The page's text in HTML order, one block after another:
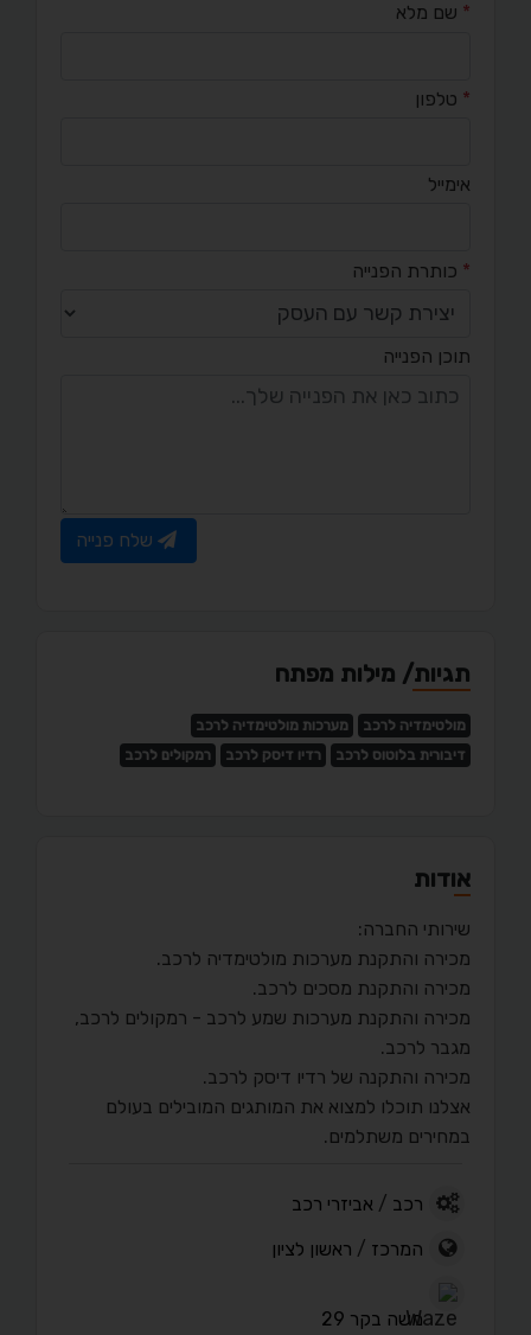
* שם מלא
* טלפון
אימייל
* כותרת הפנייה
תוכן הפנייה
שלח פנייה
תגיות/ מילות מפתח
מולטימדיה לרכב
מערכות מולטימדיה לרכב
דיבורית בלוטוס לרכב
רדיו דיסק לרכב רמקולים לרכב
אודות
שירותי החברה:
מכירה והתקנת מערכות מולטימדיה לרכב.
מכירה והתקנת מסכים לרכב.
מכירה והתקנת מערכות שמע לרכב - רמקולים לרכב,
מגבר לרכב.
מכירה והתקנה של רדיו דיסק לרכב.
אצלנו תוכלו למצוא את המותגים המובילים בעולם
במחירים משתלמים.
רכב / אביזרי רכב
המרכז / ראשון לציון
משה בקר 29